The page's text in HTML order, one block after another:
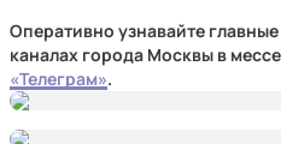
Оперативно узнавайте
каналах города Москвы в
«Телеграм».